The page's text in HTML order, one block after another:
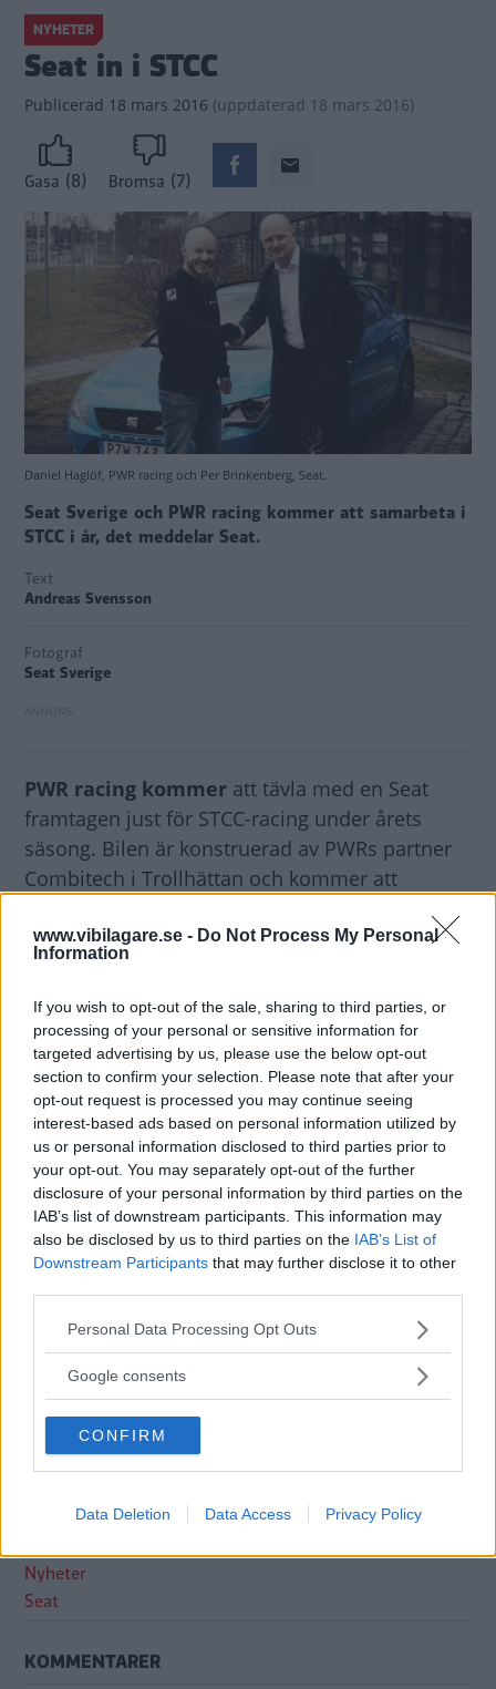
www.vibilagare.se - Do Not Process My Personal
Information
If you wish to opt-out of the sale, sharing to third parties, or
processing of your personal or sensitive information for
targeted advertising by us, please use the below opt-out
section to confirm your selection. Please note that after your
opt-out request is processed you may continue seeing
interest-based ads based on personal information utilized by
us or personal information disclosed to third parties prior to
your opt-out. You may separately opt-out of the further
disclosure of your personal information by third parties on the
IAB’s list of downstream participants. This information may
also be disclosed by us to third parties on the IAB’s List of
Downstream Participants that may further disclose it to other
Please note that this website/app uses one or more Google
not limited to your visit or usage behaviour. You may click to
use your data for below specified purposes in below Google
consent section.
Personal Data Processing Opt Outs
Google consents
CONFIRM
Data Deletion Data Access Privacy Policy
NYHETER
Seat in i STCC
Publicerad 18 mars 2016 (uppdaterad 18 mars 2016)
Gasa (8) Bromsa (7)
Daniel Haglöf, PWR racing och Per Brinkenberg, Seat.
Seat Sverige och PWR racing kommer att samarbeta i
STCC i år, det meddelar Seat.
Text
Andreas Svensson
Fotograf
Seat Sverige
PWR racing kommer att tävla med en Seat
framtagen just för STCC-racing under årets
säsong. Bilen är konstruerad av PWRs partner
Combitech i Trollhättan och kommer att
– SEAT har en lång tradition av banracing och
prestandaprodukter genom märkets
Cupramodeller. Det känns därför helt naturligt
att göra en ordentlig racingsatsning även på
den svenska marknaden, säger Per
Brinkenberg, Märkeschef på Seat Sverige.
MISSA INTE KOMMANDE ARTIKLAR OM SEAT
Få vårt nyhetsbrev utan kostnad
Genom att anmäla dig godkänner du OK-förlagets
personuppgiftspolicy.
ÄMNEN I ARTIKELN
Nyheter
Seat
KOMMENTARER